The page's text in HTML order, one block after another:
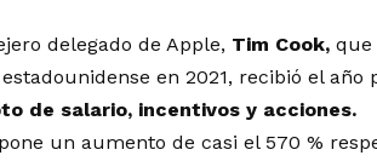
delegado de Apple, Tim Cook, que
en 2021, recibió el año
de salario, incentivos y acciones.
un aumento de casi el 570 %